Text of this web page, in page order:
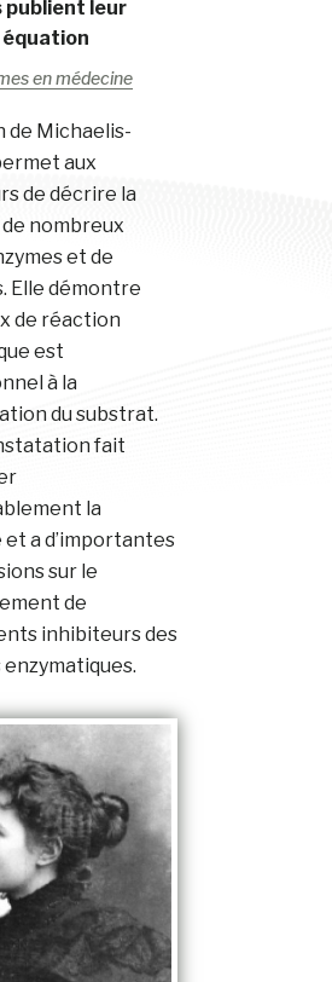
publient leur
en médecine
de Michaelis-
aux
de décrire la
nombreux
et de
Elle démontre
de réaction
est
à la
du substrat.
fait
la
a d’importantes
sur le
de
inhibiteurs des